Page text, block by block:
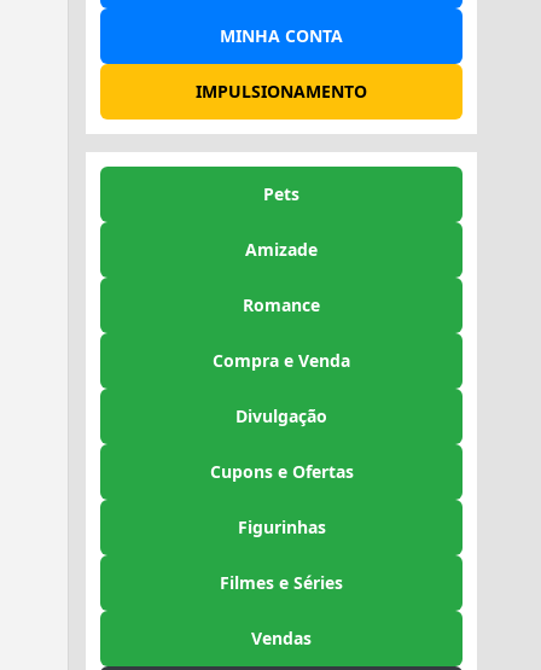
MINHA CONTA
IMPULSIONAMENTO
Pets
Amizade
Romance
Compra e Venda
Divulgação
Cupons e Ofertas
Figurinhas
Filmes e Séries
Vendas